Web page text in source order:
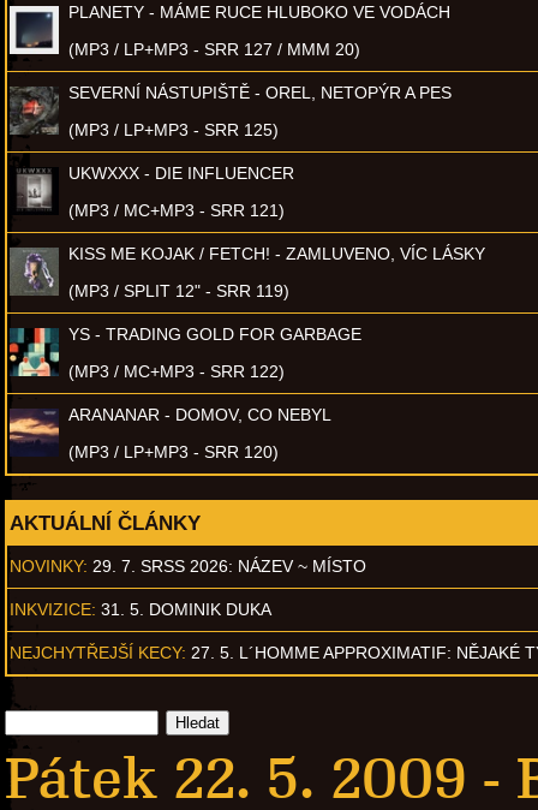
PLANETY - MÁME RUCE HLUBOKO VE VODÁCH
(MP3 / LP+MP3 - SRR 127 / MMM 20)
SEVERNÍ NÁSTUPIŠTĚ - OREL, NETOPÝR A PES
(MP3 / LP+MP3 - SRR 125)
UKWXXX - DIE INFLUENCER
(MP3 / MC+MP3 - SRR 121)
KISS ME KOJAK / FETCH! - ZAMLUVENO, VÍC LÁSKY
(MP3 / SPLIT 12" - SRR 119)
YS - TRADING GOLD FOR GARBAGE
(MP3 / MC+MP3 - SRR 122)
ARANANAR - DOMOV, CO NEBYL
(MP3 / LP+MP3 - SRR 120)
AKTUÁLNÍ ČLÁNKY
NOVINKY: 29. 7. SRSS 2026: NÁZEV ~ MÍSTO
INKVIZICE: 31. 5. DOMINIK DUKA
NEJCHYTŘEJŠÍ KECY: 27. 5. L´HOMME APPROXIMATIF: NĚJAKÉ
Pátek 22. 5. 2009 -